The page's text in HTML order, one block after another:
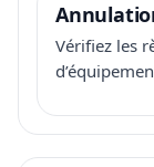
Vérifiez les